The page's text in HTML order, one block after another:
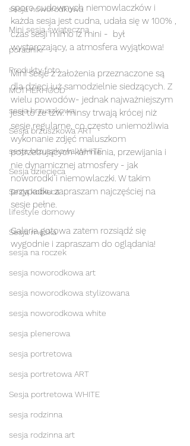
sesja noworodkowa
Mini sesja świąteczna
poradniki
Produkty foto
MOTHERHOOD
sesja brzuszkowa
Sesja brzuszkowa ART
sesja brzuszkowa WHITE
Sesja dziecięca
Sesja kobieca
lifestyle domowy
Sesja męska
sesja na roczek
sesja noworodkowa art
sesja noworodkowa stylizowana
sesja noworodkowa white
sesja plenerowa
sesja portretowa
sesja portretowa ART
Sesja portretowa WHITE
sesja rodzinna
sesja rodzinna art
sporo cudownych niemowlaczków i
każda sesja jest cudna, udała się w 100% ,
czas sesji mimo iż mini -  był
wystarczający, a atmosfera wyjątkowa!
Mini sesje z założenia przeznaczone są
dla dzieci już samodzielnie siedzących. Z
wielu powodów- jednak najważniejszym
jest to że tzw. minsy trwają krócej niż
sesje regularne, co często uniemożliwia
wykonanie zdjęć maluszkom
potrzebujących karmienia, przewijania i
nie dynamicznej atmosfery - jak
noworodki i niemowlaczki. W takim
przypadku zapraszam najczęściej na
sesje pełne.
Galeria gotowa zatem rozsiądź się
wygodnie i zapraszam do oglądania!